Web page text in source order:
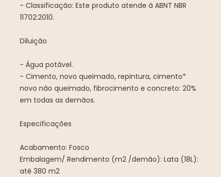
- Classificação: Este produto atende à ABNT NBR
11702:2010.
Diluição
- Água potável.
- Cimento, novo queimado, repintura, cimento*
novo não queimado, fibrocimento e concreto: 20%
em todas as demãos.
Especificações
Acabamento: Fosco
Embalagem/ Rendimento (m2 /demão): Lata (18L):
até 380 m2